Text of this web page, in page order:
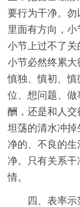
要行为干净。
里面有方向，
小节上过不了关
小节必然终累大
慎独、慎初、
位、想问题、
酬，还是和人
坦荡的清水冲
净的、不良的
净。只有关系
情。
四、表率